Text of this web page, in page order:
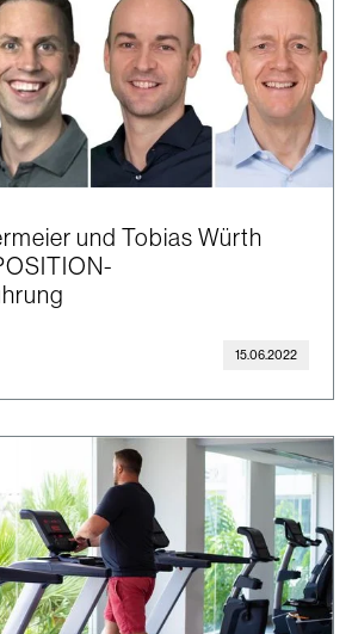
und Tobias Würth
15.06.2022